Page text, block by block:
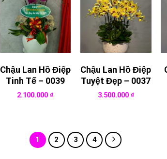
Chậu Lan Hồ Điệp
Tinh Tế – 0039
2.100.000₫
Chậu Lan Hồ Điệp
Tuyệt Đẹp – 0037
3.500.000 ₫
1 2 3 4